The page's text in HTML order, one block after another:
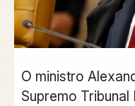
O ministro
Supremo Tribunal